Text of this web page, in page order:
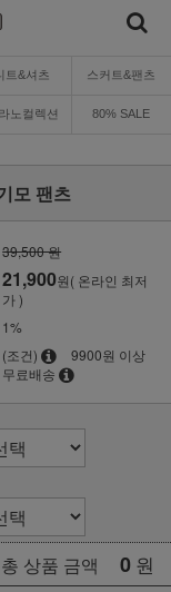
트&셔츠 스커트&팬츠
노컬렉션 80% SALE
모 팬츠
39,500 원
21,900원( 온라인 최저
가 )
1%
(조건)
9900원 이상
무료배송
총 상품 금액 0 원